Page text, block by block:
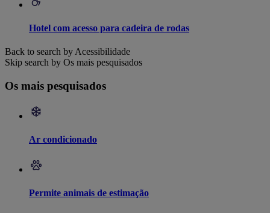
Hotel com acesso para cadeira de rodas
Back to search by Acessibilidade
Skip search by Os mais pesquisados
Os mais pesquisados
Ar condicionado
Permite animais de estimação